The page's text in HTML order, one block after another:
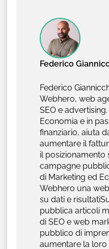
Federico
Federico
Webhero, web
SEO e
Economia e in
finanziario, aiuta
aumentare il
il posizionamento
campagne
di Marketing ed
Webhero una
su dati e
pubblica articoli
di SEO e web
pubblico di
aumentare la loro